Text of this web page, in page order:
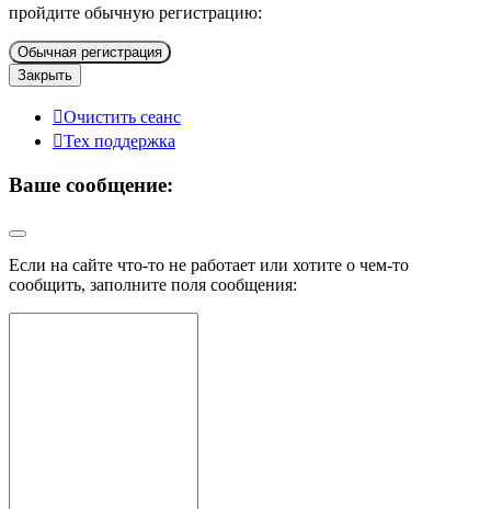
пройдите обычную регистрацию:
Обычная регистрация
Закрыть
Очистить сеанс
Тех поддержка
Ваше сообщение:
Если на сайте что-то не работает или хотите о чем-то
сообщить, заполните поля сообщения: